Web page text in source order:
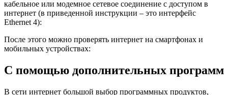
кабельное или модемное сетевое соединение с доступом в
интернет (в приведенной инструкции – это интерфейс
Ethernet 4):
После этого можно проверять интернет на смартфонах и
мобильных устройствах:
С помощью дополнительных программ
В сети интернет большой выбор программных продуктов,